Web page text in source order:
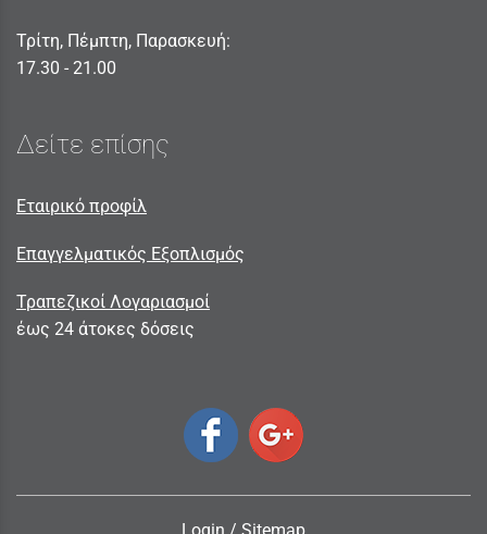
Τρίτη, Πέμπτη, Παρασκευή:
17.30 - 21.00
Δείτε επίσης
Εταιρικό προφίλ
Επαγγελματικός Εξοπλισμός
Τραπεζικοί Λογαριασμοί
έως 24 άτοκες δόσεις